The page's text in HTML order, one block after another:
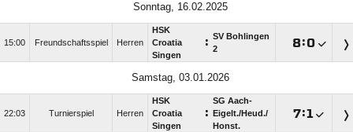
Sonntag, 16.02.2025
15:00 Freundschaftsspiel Herren
HSK
Croatia
Singen
: SV Bohlingen
2
:
Samstag, 03.01.2026
22:03 Turnierspiel Herren
HSK
Croatia
Singen
:
SG Aach-
Eigelt./​Heud./​
Honst.
: